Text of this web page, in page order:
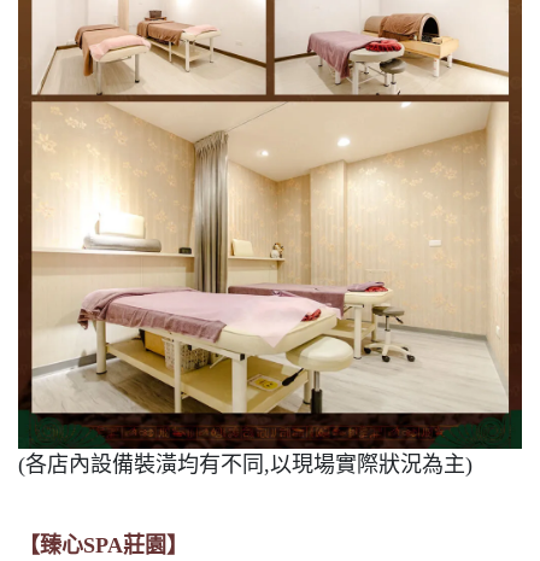
(各店內設備裝潢均有不同,以現場實際狀況為主)
【臻心SPA莊園】